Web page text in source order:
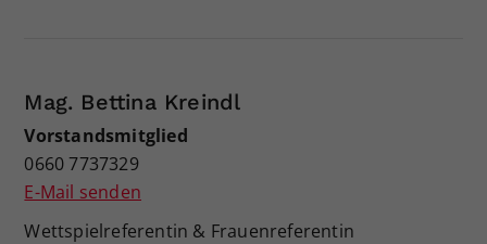
Mag. Bettina Kreindl
Vorstandsmitglied
0660 7737329
E-Mail senden
Wettspielreferentin & Frauenreferentin